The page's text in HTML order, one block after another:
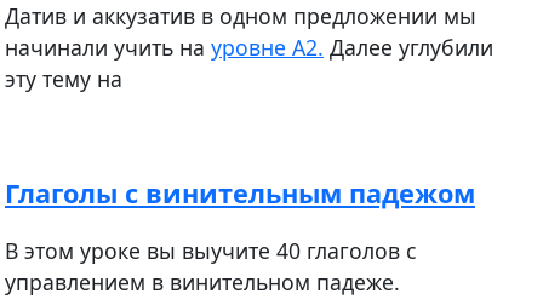
​​​​​​Датив и аккузатив в одном предложении мы
начинали учить на уровне А2. Далее углубили
эту тему на
Глаголы с винительным падежом
В этом уроке вы выучите 40 глаголов с
управлением в винительном падеже.